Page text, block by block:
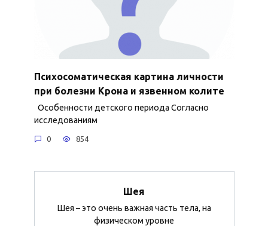
Психосоматическая картина личности
при болезни Крона и язвенном колите
Особенности детского периода Согласно
исследованиям
0 854
Шея
Шея – это очень важная часть тела, на
физическом уровне